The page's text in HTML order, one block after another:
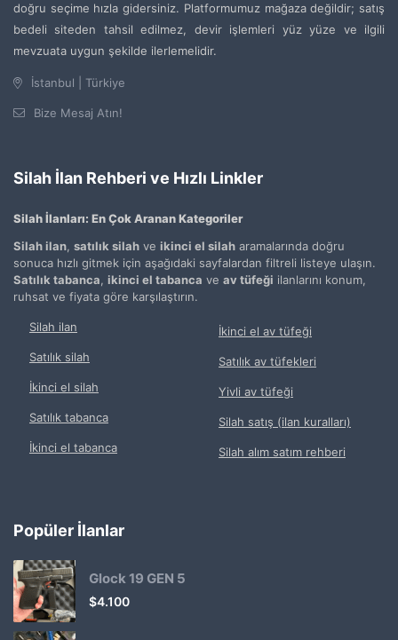
doğru seçime hızla gidersiniz. Platformumuz mağaza değildir; satış
bedeli siteden tahsil edilmez, devir işlemleri yüz yüze ve ilgili
mevzuata uygun şekilde ilerlemelidir.
İstanbul | Türkiye
Bize Mesaj Atın!
Silah İlan Rehberi ve Hızlı Linkler
Silah İlanları: En Çok Aranan Kategoriler
Silah ilan, satılık silah ve ikinci el silah aramalarında doğru
sonuca hızlı gitmek için aşağıdaki sayfalardan filtreli listeye ulaşın.
Satılık tabanca, ikinci el tabanca ve av tüfeği ilanlarını konum,
ruhsat ve fiyata göre karşılaştırın.
Silah ilan
Satılık silah
İkinci el silah
Satılık tabanca
İkinci el tabanca
İkinci el av tüfeği
Satılık av tüfekleri
Yivli av tüfeği
Silah satış (ilan kuralları)
Silah alım satım rehberi
Popüler İlanlar
Glock 19 GEN 5
$4.100